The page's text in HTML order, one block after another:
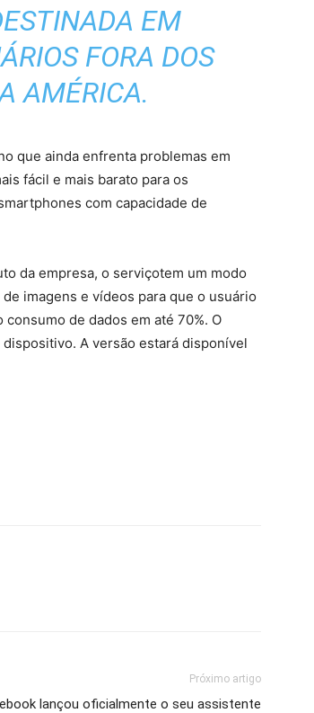
EM
FORA DOS
AMÉRICA.
que ainda enfrenta problemas em
fácil e mais barato para os
​​com capacidade de
da empresa, o serviçotem um modo
imagens e vídeos para que o usuário
de dados em até 70%. O
dispositivo. A versão estará disponível
Próximo artigo
lançou oficialmente o seu assistente